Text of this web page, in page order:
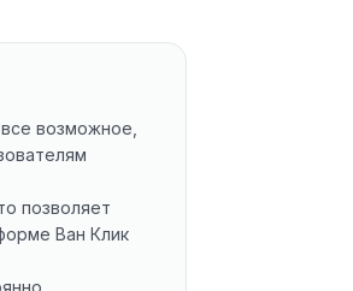
возможное,
позволяет
Ван Клик